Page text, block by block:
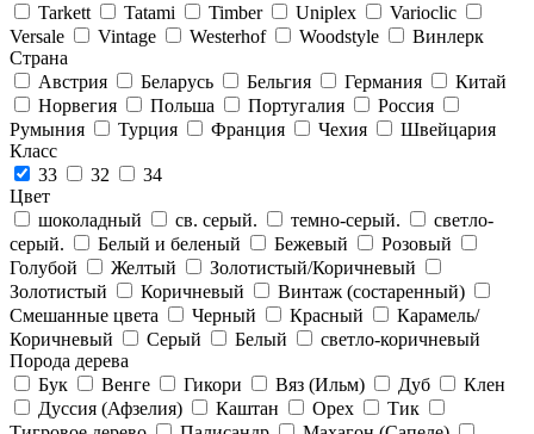
Tarkett
Tatami Timber Uniplex
Varioclic
Versale
Vintage Westerhof Woodstyle
Винлерк
Страна
Австрия
Беларусь Бельгия Германия
Китай
Норвегия
Польша Португалия
Россия
Румыния
Турция Франция Чехия
Швейцария
Класс
33
32
34
Цвет
шоколадный
св. серый. темно-серый.
светло-
серый.
Белый и беленый Бежевый
Розовый
Голубой
Желтый
Золотистый/Коричневый
Золотистый
Коричневый
Винтаж (состаренный)
Смешанные цвета
Черный Красный
Карамель/
Коричневый
Серый Белый
светло-коричневый
Порода дерева
Бук
Венге Гикори Вяз (Ильм) Дуб
Клен
Дуссия (Афзелия)
Каштан Орех
Тик